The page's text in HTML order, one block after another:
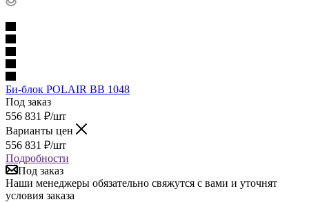
Би-блок POLAIR BB 1048
Под заказ
556 831 ₽/шт
Варианты цен
556 831 ₽/шт
Подробности
Под заказ
Наши менеджеры обязательно свяжутся с вами и уточнят
условия заказа